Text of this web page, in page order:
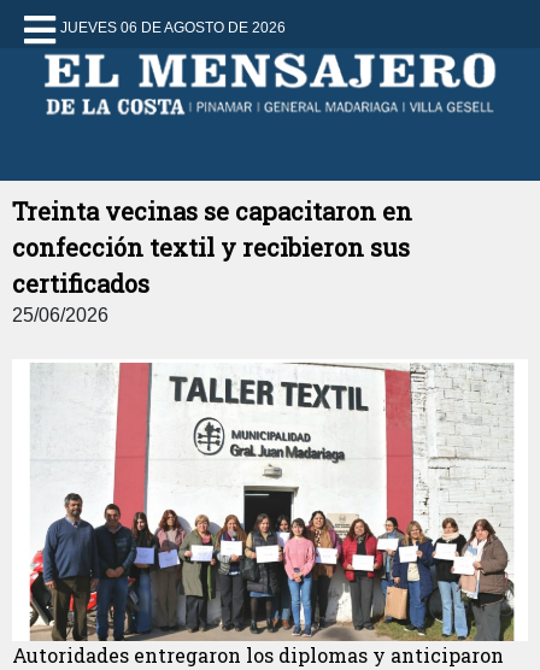
JUEVES 06 DE AGOSTO DE 2026
Treinta vecinas se capacitaron en
confección textil y recibieron sus
certificados
25/06/2026
Autoridades entregaron los diplomas y anticiparon